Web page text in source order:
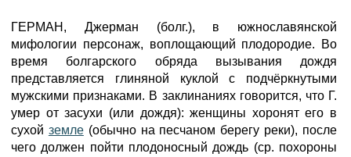
ГЕРМАН, Джерман (болг.), в южнославянской
мифологии персонаж, воплощающий плодородие. Во
время болгарского обряда вызывания дождя
представляется глиняной куклой с подчёркнутыми
мужскими признаками. В заклинаниях говорится, что Г.
умер от засухи (или дождя): женщины хоронят его в
сухой земле(обычно на песчаном берегу реки), после
чего должен пойти плодоносный дождь (ср. похороны